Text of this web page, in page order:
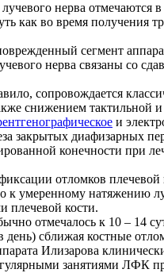
нерва отмечаются в
как во время
сегмент
нерва связаны со
сопровождается
снижением тактильной
и
закрытых диафизарных
конечности при
отломков
к умеренному натяжению
плечевой кости.
отмечалось к 10 – 14
сближая костные
Илизарова
занятиями ЛФК